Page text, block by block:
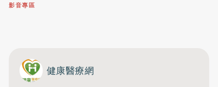
影音專區
健康醫療網